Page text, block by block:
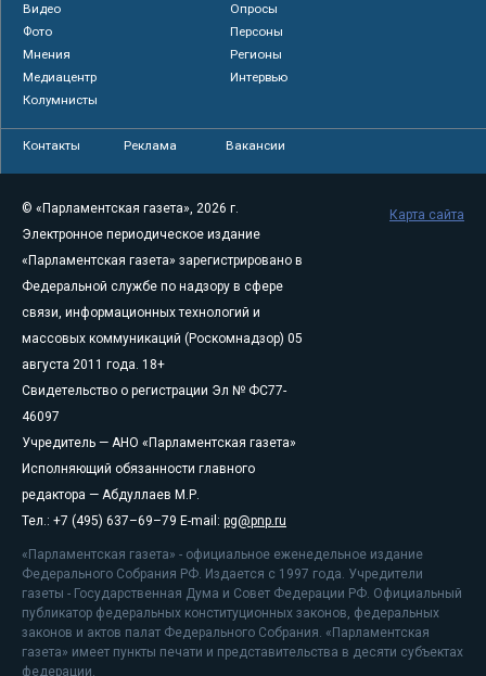
Видео
Опросы
Фото
Персоны
Мнения
Регионы
Медиацентр
Интервью
Колумнисты
Контакты Реклама Вакансии
© «Парламентская газета», 2026 г.
Электронное периодическое издание
«Парламентская газета» зарегистрировано в
Федеральной службе по надзору в сфере
связи, информационных технологий и
массовых коммуникаций (Роскомнадзор) 05
августа 2011 года. 18+
Свидетельство о регистрации Эл № ФС77-
46097
Учредитель — АНО «Парламентская газета»
Исполняющий обязанности главного
редактора — Абдуллаев М.Р.
Тел.: +7 (495) 637–69–79 E-mail: pg@pnp.ru
«Парламентская газета» - официальное еженедельное издание
Федерального Собрания РФ. Издается с 1997 года. Учредители
газеты - Государственная Дума и Совет Федерации РФ. Официальный
публикатор федеральных конституционных законов, федеральных
законов и актов палат Федерального Собрания. «Парламентская
газета» имеет пункты печати и представительства в десяти субъектах
федерации.
Карта сайта